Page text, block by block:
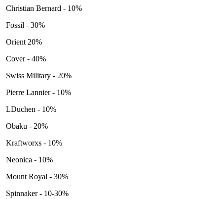
Christian Bernard - 10%
Fossil - 30%
Orient 20%
Cover - 40%
Swiss Military - 20%
Pierre Lannier - 10%
LDuchen - 10%
Obaku - 20%
Kraftworxs - 10%
Neonica - 10%
Mount Royal - 30%
Spinnaker - 10-30%